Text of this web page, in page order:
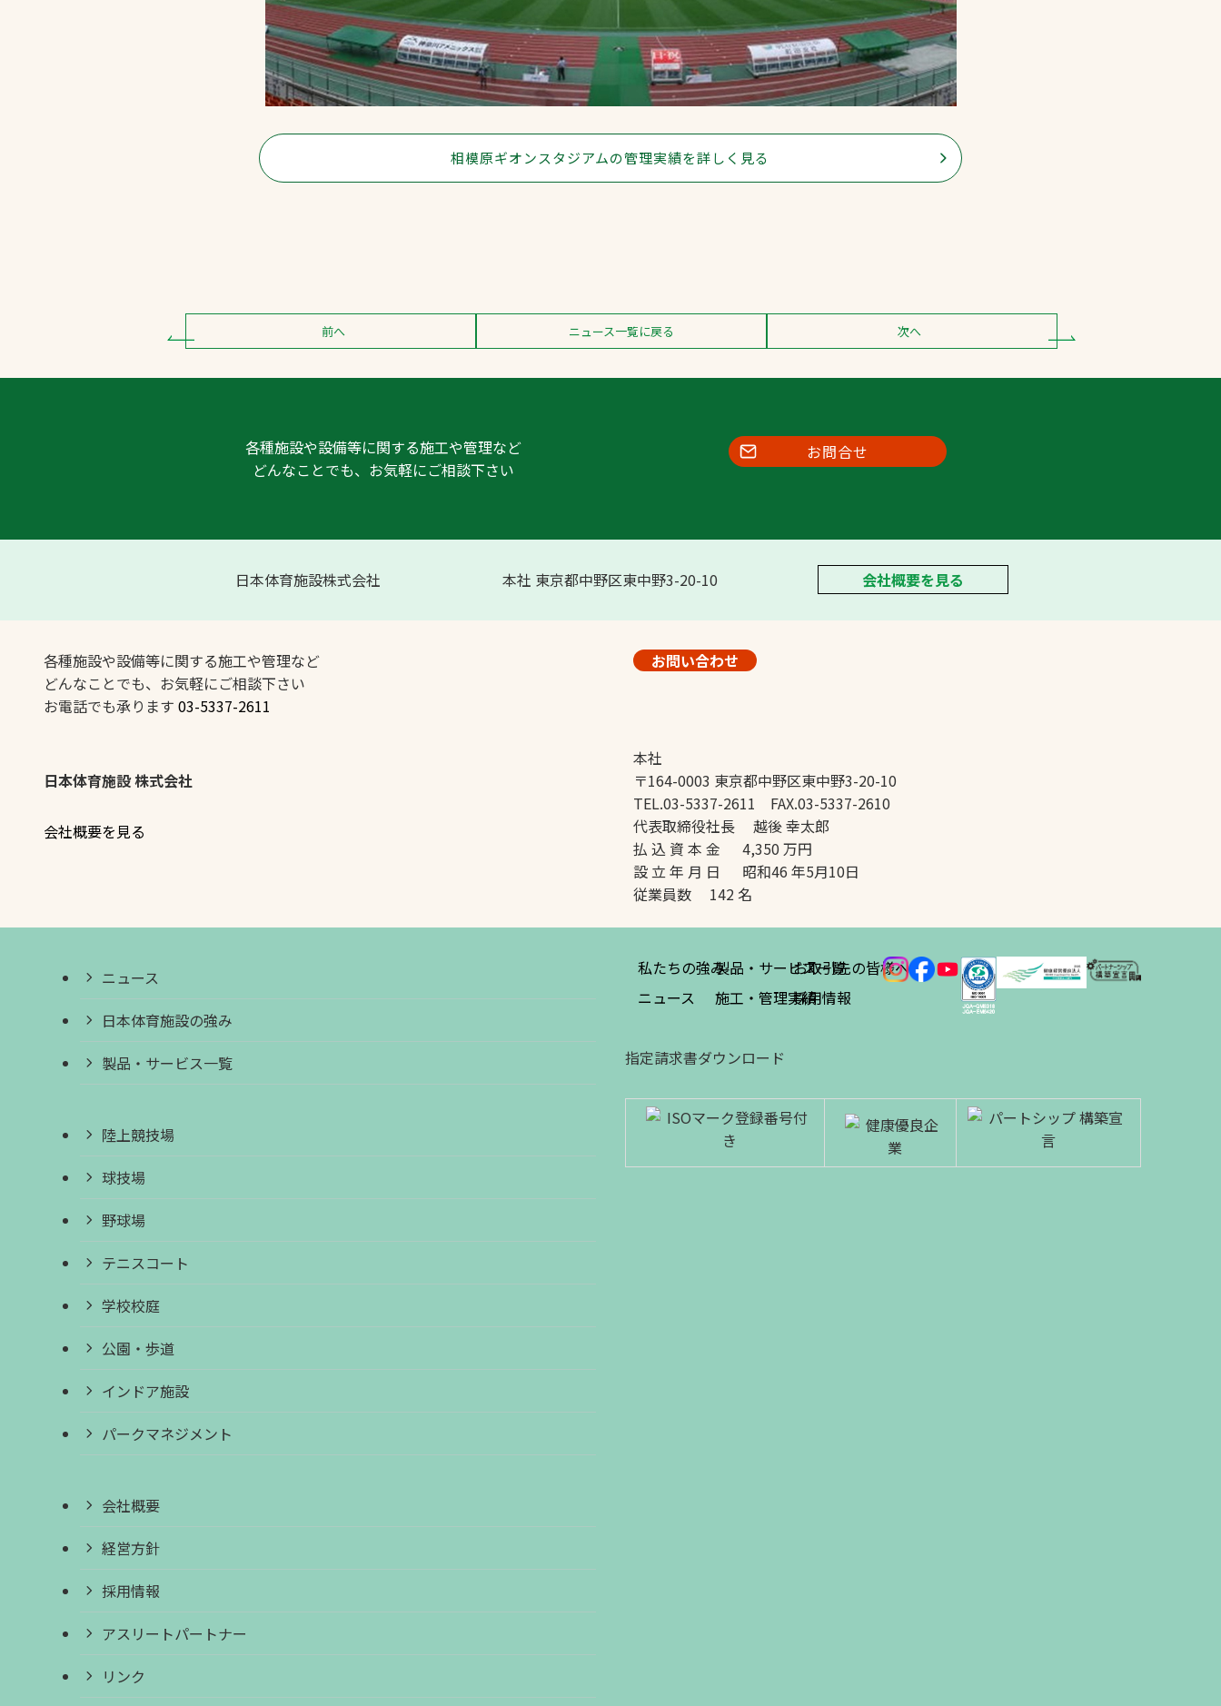
相模原ギオンスタジアムの管理実績を詳しく見る
前へ ニュース一覧に戻る 次へ
各種施設や設備等に関する施工や管理など
どんなことでも、お気軽にご相談下さい
お問合せ
日本体育施設株式会社 本社 東京都中野区東中野3-20-10 会社概要を見る
各種施設や設備等に関する施工や管理など
どんなことでも、お気軽にご相談下さい
お電話でも承ります 03-5337-2611
お問い合わせ
日本体育施設 株式会社
会社概要を見る
本社
〒164-0003 東京都中野区東中野3-20-10
TEL.03-5337-2611 FAX.03-5337-2610
代表取締役社長 越後 幸太郎
払 込 資 本 金 4,350 万円
設 立 年 月 日 昭和46 年5月10日
従業員数 142 名
ニュース
日本体育施設の強み
製品・サービス一覧
陸上競技場
球技場
野球場
テニスコート
学校校庭
公園・歩道
インドア施設
パークマネジメント
会社概要
経営方針
採用情報
アスリートパートナー
リンク
私たちの強み
ニュース
製品・サービス一覧
施工・管理実績
お取引先の皆様へ
採用情報
指定請求書ダウンロード